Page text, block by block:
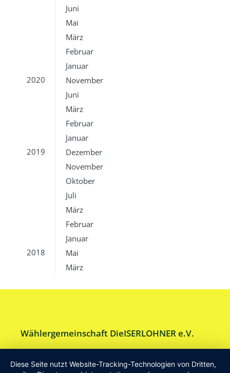
Juni
Mai
März
Februar
Januar
2020
November
Juni
März
Februar
Januar
2019
Dezember
November
Oktober
Juli
März
Februar
Januar
2018
Mai
März
Wählergemeinschaft DieISERLOHNER e.V.
Am Drillenbusch 11 - 58638 Iserlohn
Tel:Geschäftsstelle 02371-9748599
Diese Seite nutzt Website-Tracking-Technologien von Dritten,